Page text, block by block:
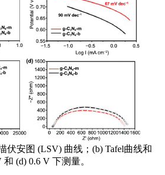
伏安图 (LSV) 曲线；(b) Tafel曲线和
(d) 0.6 V 下测量。